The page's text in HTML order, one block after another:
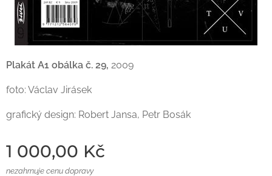
Plakát A1 obálka č. 29, 2009
foto: Václav Jirásek
grafický design: Robert Jansa, Petr Bosák
1 000,00 Kč
nezahrnuje cenu dopravy